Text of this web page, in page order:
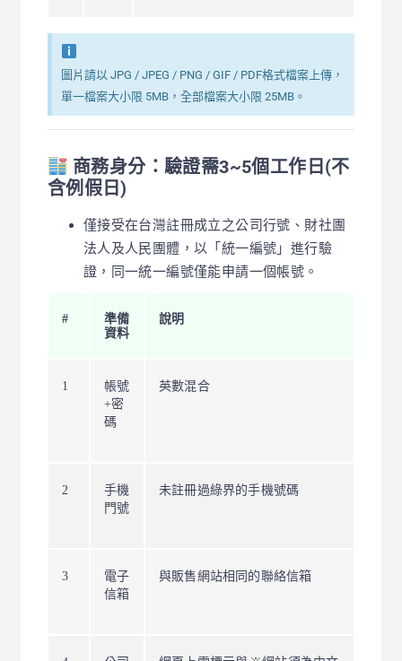
圖片請以 JPG / JPEG / PNG / GIF / PDF格式檔案上傳，
單一檔案大小限 5MB，全部檔案大小限 25MB。
商務身分：驗證需3~5個工作日(不
含例假日)
僅接受在台灣註冊成立之公司行號、財社團
法人及人民團體，以「統一編號」進行驗
證，同一統一編號僅能申請一個帳號。
#
準備
資料
說明
1
帳號
+密
碼
英數混合
2
手機
門號
未註冊過綠界的手機號碼
3
電子
信箱
與販售網站相同的聯絡信箱